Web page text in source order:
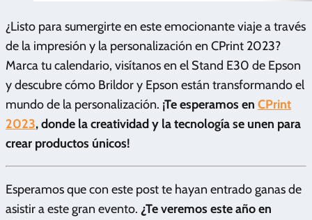
¿Listo para sumergirte en este emocionante viaje a través
de la impresión y la personalización en CPrint 2023?
Marca tu calendario, visítanos en el Stand E30 de Epson
y descubre cómo Brildor y Epson están transformando el
mundo de la personalización. ¡Te esperamos en CPrint
2023, donde la creatividad y la tecnología se unen para
crear productos únicos!
Esperamos que con este post te hayan entrado ganas de
asistir a este gran evento. ¿Te veremos este año en